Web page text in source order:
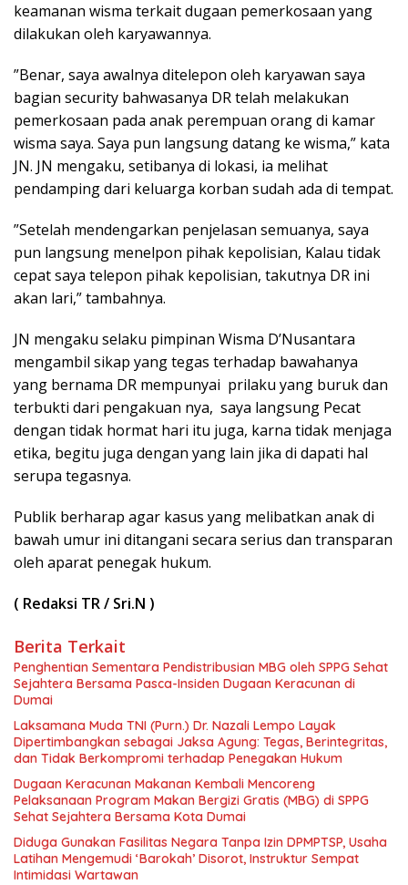
keamanan wisma terkait dugaan pemerkosaan yang
dilakukan oleh karyawannya.
​”Benar, saya awalnya ditelepon oleh karyawan saya
bagian security bahwasanya DR telah melakukan
pemerkosaan pada anak perempuan orang di kamar
wisma saya. Saya pun langsung datang ke wisma,” kata
JN. ​JN mengaku, setibanya di lokasi, ia melihat
pendamping dari keluarga korban sudah ada di tempat.
​”Setelah mendengarkan penjelasan semuanya, saya
pun langsung menelpon pihak kepolisian, Kalau tidak
cepat saya telepon pihak kepolisian, takutnya DR ini
akan lari,” tambahnya.
JN mengaku selaku pimpinan Wisma D’Nusantara
mengambil sikap yang tegas terhadap bawahanya
yang bernama DR mempunyai prilaku yang buruk dan
terbukti dari pengakuan nya, saya langsung Pecat
dengan tidak hormat hari itu juga, karna tidak menjaga
etika, begitu juga dengan yang lain jika di dapati hal
serupa tegasnya.
Publik berharap agar kasus yang melibatkan anak di
bawah umur ini ditangani secara serius dan transparan
oleh aparat penegak hukum.
( Redaksi TR / Sri.N )
Berita Terkait
Penghentian Sementara Pendistribusian MBG oleh SPPG Sehat
Sejahtera Bersama Pasca-Insiden Dugaan Keracunan di
Dumai
Laksamana Muda TNI (Purn.) Dr. Nazali Lempo Layak
Dipertimbangkan sebagai Jaksa Agung: Tegas, Berintegritas,
dan Tidak Berkompromi terhadap Penegakan Hukum
Dugaan Keracunan Makanan Kembali Mencoreng
Pelaksanaan Program Makan Bergizi Gratis (MBG) di SPPG
Sehat Sejahtera Bersama Kota Dumai
Diduga Gunakan Fasilitas Negara Tanpa Izin DPMPTSP, Usaha
Latihan Mengemudi ‘Barokah’ Disorot, Instruktur Sempat
Intimidasi Wartawan